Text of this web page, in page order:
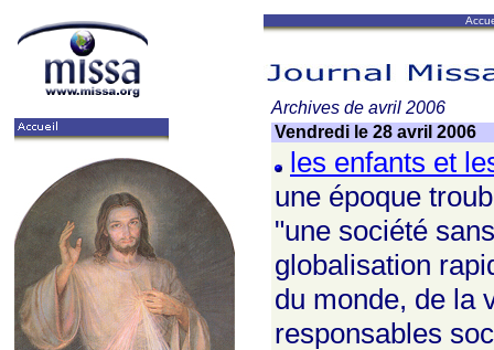
Archives de avril 2006
Vendredi le 28 avril 2006
les enfants et
une époque
"une société
globalisation
du monde, de la
responsables